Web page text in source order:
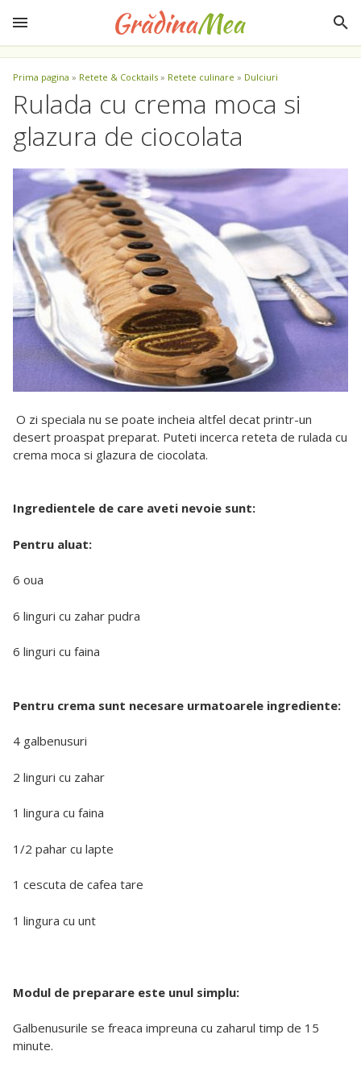
Prima pagina » Retete & Cocktails » Retete culinare » Dulciuri
Rulada cu crema moca si
glazura de ciocolata
O zi speciala nu se poate incheia altfel decat printr-un
desert proaspat preparat. Puteti incerca reteta de rulada cu
crema moca si glazura de ciocolata.
Ingredientele de care aveti nevoie sunt:
Pentru aluat:
6 oua
6 linguri cu zahar pudra
6 linguri cu faina
Pentru crema sunt necesare urmatoarele ingrediente:
4 galbenusuri
2 linguri cu zahar
1 lingura cu faina
1/2 pahar cu lapte
1 cescuta de cafea tare
1 lingura cu unt
Modul de preparare este unul simplu:
Galbenusurile se freaca impreuna cu zaharul timp de 15
minute.